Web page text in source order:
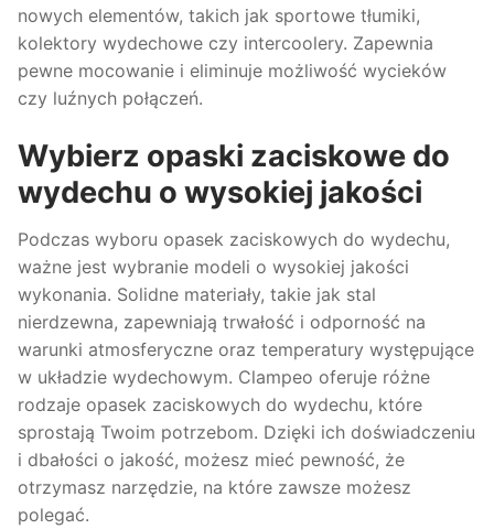
nowych elementów, takich jak sportowe tłumiki,
kolektory wydechowe czy intercoolery. Zapewnia
pewne mocowanie i eliminuje możliwość wycieków
czy luźnych połączeń.
Wybierz opaski zaciskowe do
wydechu o wysokiej jakości
Podczas wyboru opasek zaciskowych do wydechu,
ważne jest wybranie modeli o wysokiej jakości
wykonania. Solidne materiały, takie jak stal
nierdzewna, zapewniają trwałość i odporność na
warunki atmosferyczne oraz temperatury występujące
w układzie wydechowym. Clampeo oferuje różne
rodzaje opasek zaciskowych do wydechu, które
sprostają Twoim potrzebom. Dzięki ich doświadczeniu
i dbałości o jakość, możesz mieć pewność, że
otrzymasz narzędzie, na które zawsze możesz
polegać.